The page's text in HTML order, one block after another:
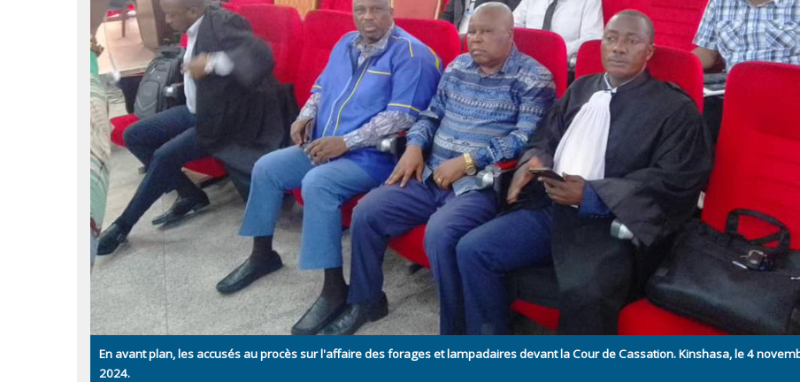
En avant plan, les accusés au procès sur l'affaire des forages et lampadaires devant la Cour de Cassation. Kinshasa, le 4
2024.